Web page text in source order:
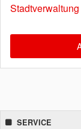
SERVICE